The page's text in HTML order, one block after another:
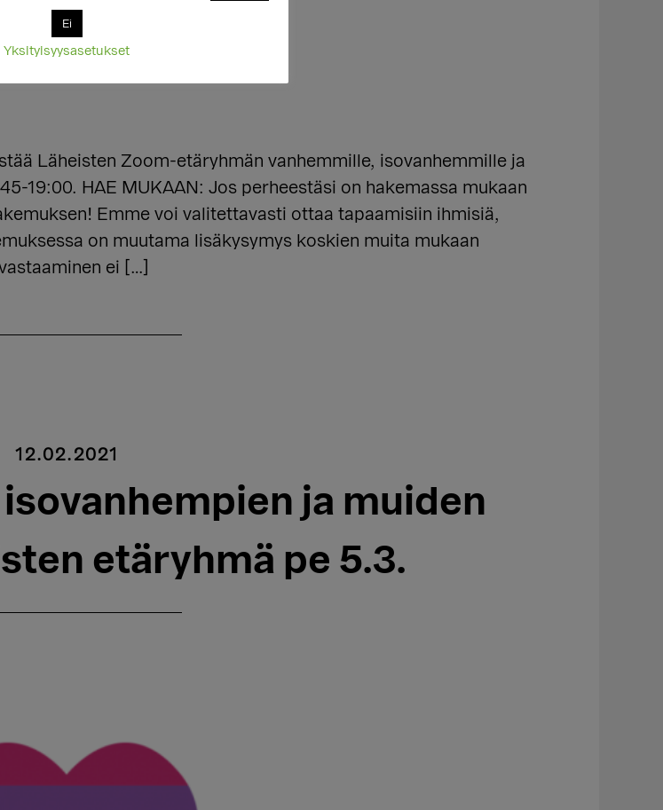
Läheisten Zoom-etäryhmän vanhemmille, isovanhemmille ja
19:00. HAE MUKAAN: Jos perheestäsi on hakemassa mukaan
Emme voi valitettavasti ottaa tapaamisiin ihmisiä,
on muutama lisäkysymys koskien muita mukaan
ei […]
12.02.2021
isovanhempien ja muiden
etäryhmä pe 5.3.
Ei
Yksityisyysasetukset